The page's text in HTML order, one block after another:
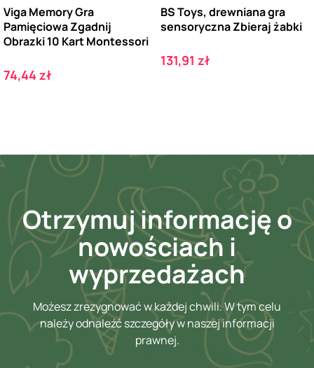
Viga Memory Gra
Pamięciowa Zgadnij
Obrazki 10 Kart Montessori
Cena
74,44 zł
BS Toys, drewniana gra
sensoryczna Zbieraj żabki
Cena
131,91 zł
Otrzymuj informację o
nowościach i
wyprzedażach
Możesz zrezygnować w każdej chwili. W tym celu
należy odnaleźć szczegóły w naszej informacji
prawnej.